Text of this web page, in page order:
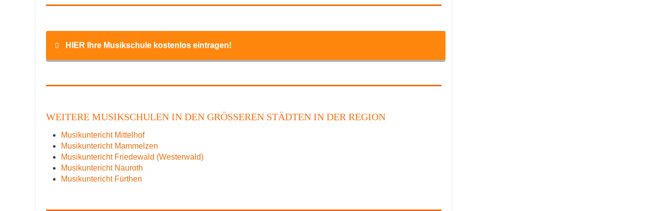
HIER Ihre Musikschule kostenlos eintragen!
E-Mail *
WEITERE MUSIKSCHULEN IN DEN GRÖSSEREN STÄDTEN IN DER REGION
Musikuntericht Mittelhof
Musikuntericht Mammelzen
Musikuntericht Friedewald (Westerwald)
Musikuntericht Nauroth
Musikuntericht Fürthen